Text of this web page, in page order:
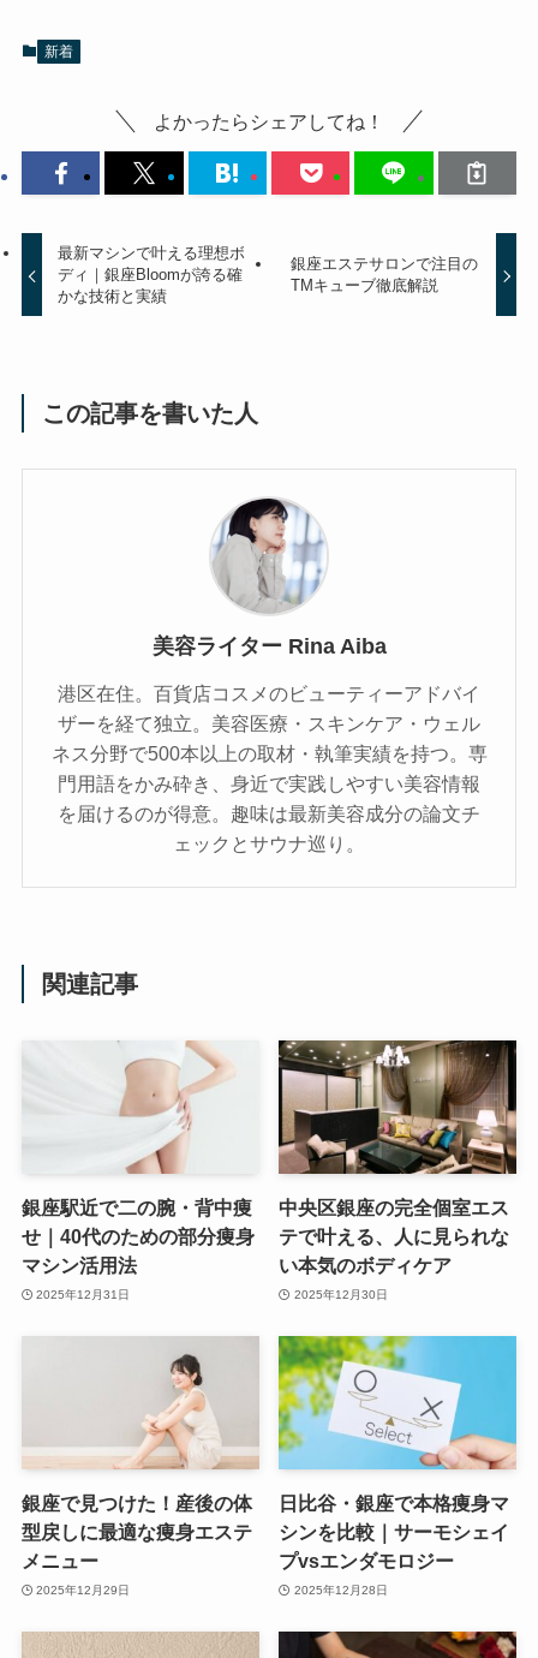
新着
よかったらシェアしてね！
最新マシンで叶える理想ボ
ディ｜銀座Bloomが誇る確
かな技術と実績
銀座エステサロンで注目の
TMキューブ徹底解説
この記事を書いた人
美容ライター Rina Aiba
港区在住。百貨店コスメのビューティーアドバイ
ザーを経て独立。美容医療・スキンケア・ウェル
ネス分野で500本以上の取材・執筆実績を持つ。専
門用語をかみ砕き、⾝近で実践しやすい美容情報
を届けるのが得意。趣味は最新美容成分の論文チ
ェックとサウナ巡り。
関連記事
銀座駅近で二の腕・背中痩
せ｜40代のための部分痩身
マシン活用法
2025年12月31日
中央区銀座の完全個室エス
テで叶える、人に見られな
い本気のボディケア
2025年12月30日
銀座で見つけた！産後の体
型戻しに最適な痩身エステ
メニュー
2025年12月29日
日比谷・銀座で本格痩身マ
シンを比較｜サーモシェイ
プvsエンダモロジー
2025年12月28日